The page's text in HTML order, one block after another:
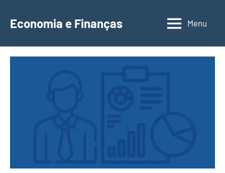
para
conteúdo
Economia e Finanças
Depósitos
Menu